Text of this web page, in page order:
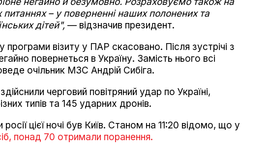
– у поверненні наших полонених та
дітей", — відзначив президент.
програми візиту у ПАР скасовано. Після зустрічі з
повернеться в Україну. Замість нього всі
очільник МЗС Андрій Сибіга.
черговий повітряний удар по Україні,
типів та 145 ударних дронів.
цієї ночі був Київ. Станом на 11:20 відомо, що у
понад 70 отримали поранення.